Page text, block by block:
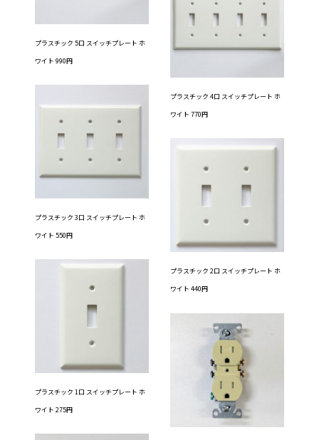
プラスチック 5口 スイッチプレート ホ
ワイト 990円
プラスチック 4口 スイッチプレート ホ
ワイト 770円
プラスチック 3口 スイッチプレート ホ
ワイト 550円
プラスチック 2口 スイッチプレート ホ
ワイト 440円
プラスチック 1口 スイッチプレート ホ
ワイト 275円